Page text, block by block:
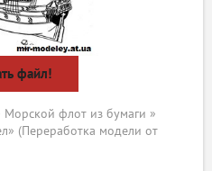
файл!
Морской флот из бумаги »
(Переработка модели от